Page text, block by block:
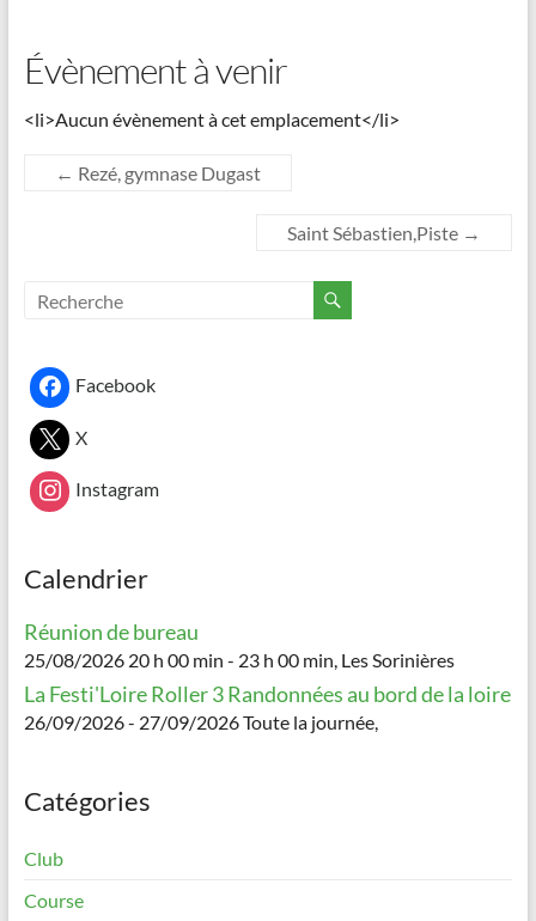
Évènement à venir
<li>Aucun évènement à cet emplacement</li>
← Rezé, gymnase Dugast
Saint Sébastien,Piste →
Facebook
X
Instagram
Calendrier
Réunion de bureau
25/08/2026 20 h 00 min - 23 h 00 min, Les Sorinières
La Festi'Loire Roller 3 Randonnées au bord de la loire
26/09/2026 - 27/09/2026 Toute la journée,
Catégories
Club
Course